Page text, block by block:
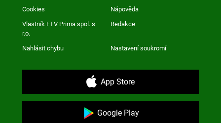
Cookies Nápověda
Vlastník FTV Prima spol. s
r.o.
Redakce
Nahlásit chybu Nastavení soukromí
App Store
Google Play